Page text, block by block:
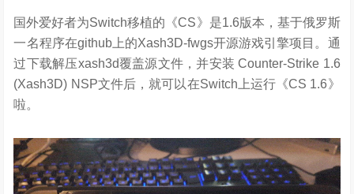
国外爱好者为Switch移植的《CS》是1.6版本，基于俄罗斯
一名程序在github上的Xash3D-fwgs开源游戏引擎项目。通
过下载解压xash3d覆盖源文件，并安装 Counter-Strike 1.6
(Xash3D) NSP文件后，就可以在Switch上运行《CS 1.6》
啦。